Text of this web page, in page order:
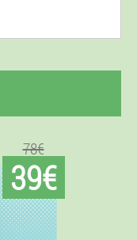
78€
39€